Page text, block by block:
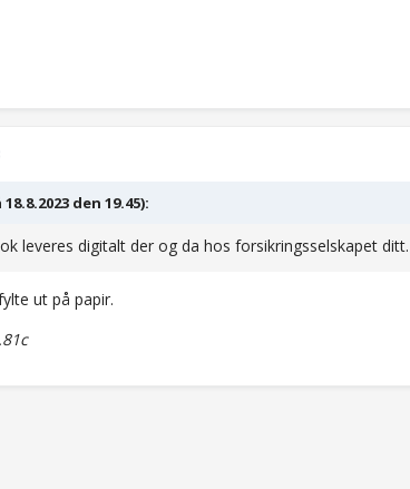
den 19.45):
leveres digitalt der og da hos forsikringsselskapet
ut på papir.